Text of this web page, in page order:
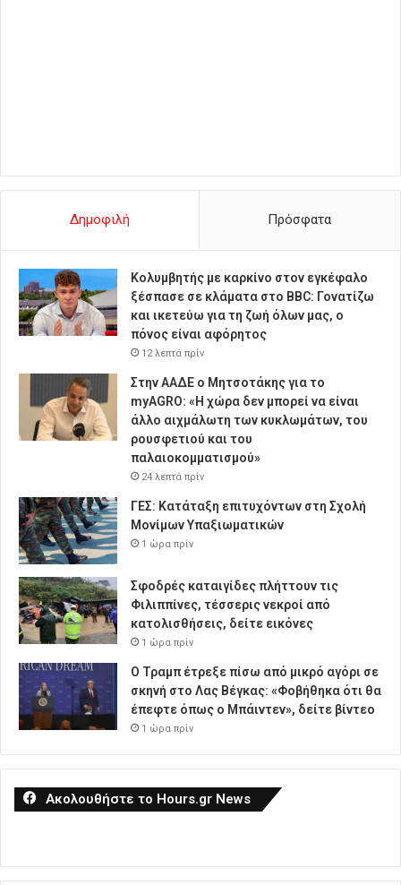
Δημοφιλή Πρόσφατα
Κολυμβητής με καρκίνο στον εγκέφαλο
ξέσπασε σε κλάματα στο BBC: Γονατίζω
και ικετεύω για τη ζωή όλων μας, ο
πόνος είναι αφόρητος
12 λεπτά πρίν
Στην ΑΑΔΕ ο Μητσοτάκης για το
myAGRO: «Η χώρα δεν μπορεί να είναι
άλλο αιχμάλωτη των κυκλωμάτων, του
ρουσφετιού και του
παλαιοκομματισμού»
24 λεπτά πρίν
ΓΕΣ: Κατάταξη επιτυχόντων στη Σχολή
Μονίμων Υπαξιωματικών
1 ώρα πρίν
Σφοδρές καταιγίδες πλήττουν τις
Φιλιππίνες, τέσσερις νεκροί από
κατολισθήσεις, δείτε εικόνες
1 ώρα πρίν
Ο Τραμπ έτρεξε πίσω από μικρό αγόρι σε
σκηνή στο Λας Βέγκας: «Φοβήθηκα ότι θα
έπεφτε όπως ο Μπάιντεν», δείτε βίντεο
1 ώρα πρίν
Ακολουθήστε το Hours.gr News